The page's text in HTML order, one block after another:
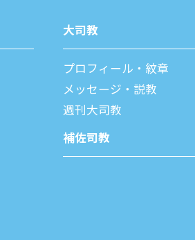
⼤司教
プロフィール・紋章
メッセージ・説教
週刊⼤司教
補佐司教